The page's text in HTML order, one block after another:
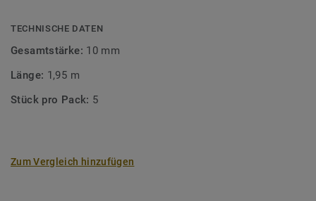
TECHNISCHE DATEN
Gesamtstärke: 10 mm
Länge: 1,95 m
Stück pro Pack: 5
Zum Vergleich hinzufügen